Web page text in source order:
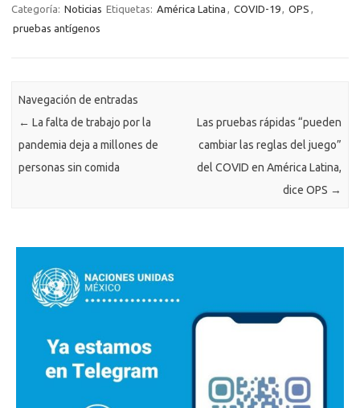
Categoría: Noticias Etiquetas: América Latina COVID-19 OPS
pruebas antígenos
Navegación de entradas
← La falta de trabajo por la
pandemia deja a millones de
personas sin comida
Las pruebas rápidas “pueden
cambiar las reglas del juego”
del COVID en América Latina,
dice OPS →